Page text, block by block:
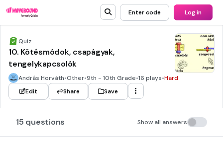
Enter code Log in
Quiz
10. Kötésmódok, csapágyak,
tengelykapcsolók
András Horváth•Other•9th - 10th Grade•16 plays•Hard
Edit
Share Save
15 questions Show all answers